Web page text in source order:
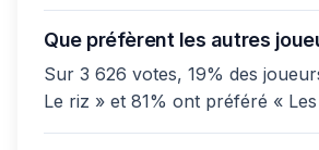
Que préfèrent les autres
Sur 3 626 votes, 19% des
Le riz » et 81% ont préféré «